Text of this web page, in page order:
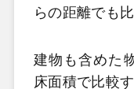
らの距離でも
建物も含めた
床面積で比較